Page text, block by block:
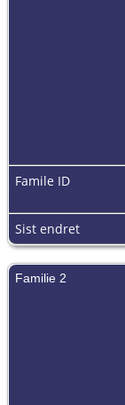
Famile ID
Sist endret
Familie 2